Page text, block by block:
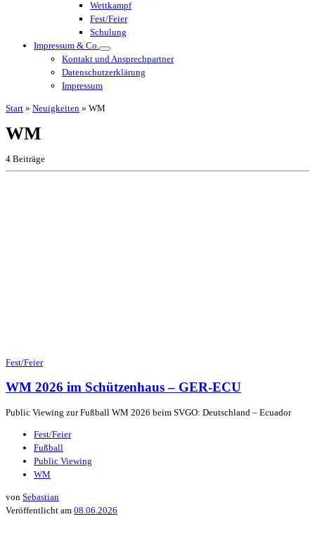
Wettkampf
Fest/Feier
Schulung
Impressum & Co.
Kontakt und Ansprechpartner
Datenschutzerklärung
Impressum
Start » Neuigkeiten » WM
WM
4 Beiträge
Fest/Feier
WM 2026 im Schützenhaus – GER-ECU
Public Viewing zur Fußball WM 2026 beim SVGO: Deutschland – Ecuador
Fest/Feier
Fußball
Public Viewing
WM
von Sebastian
Veröffentlicht am 08.06.2026